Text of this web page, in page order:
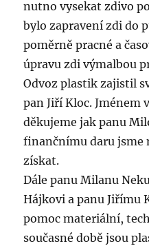
nutno vysekat zdivo
bylo zapravení zdi do
poměrně pracné a
úpravu zdi výmalbou
Odvoz plastik zajistil
pan Jiří Kloc. Jménem
děkujeme jak panu
finančnímu daru
získat.
Dále panu Milanu
Hájkovi a panu Jiřímu
pomoc materiální,
současné době jsou